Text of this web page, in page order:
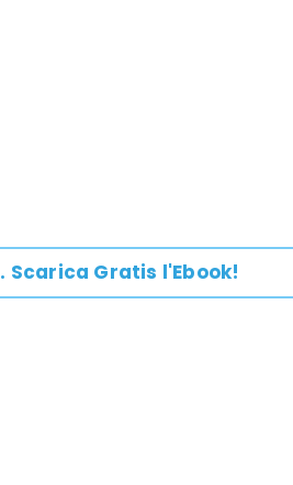
. Scarica Gratis l'Ebook!